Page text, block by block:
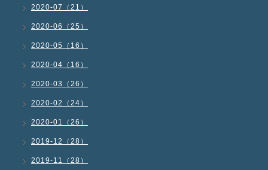
2020-07（21）
2020-06（25）
2020-05（16）
2020-04（16）
2020-03（26）
2020-02（24）
2020-01（26）
2019-12（28）
2019-11（28）